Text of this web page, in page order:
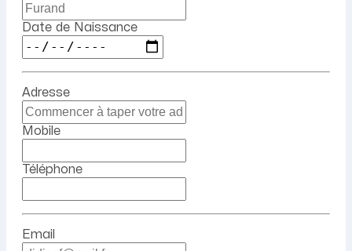
Date de Naissance
Adresse
Mobile
Téléphone
Email